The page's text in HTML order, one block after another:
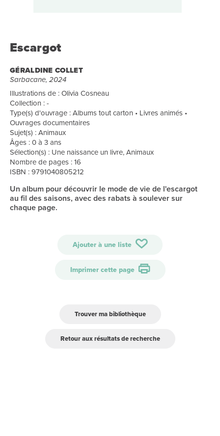
Escargot
GÉRALDINE COLLET
Sarbacane, 2024
Illustrations de : Olivia Cosneau
Collection : -
Type(s) d'ouvrage : Albums tout carton • Livres animés •
Ouvrages documentaires
Sujet(s) : Animaux
Âges : 0 à 3 ans
Sélection(s) : Une naissance un livre, Animaux
Nombre de pages : 16
ISBN : 9791040805212
Un album pour découvrir le mode de vie de l'escargot
au fil des saisons, avec des rabats à soulever sur
chaque page.
Ajouter à une liste
Imprimer cette page
Trouver ma bibliothèque
Retour aux résultats de recherche